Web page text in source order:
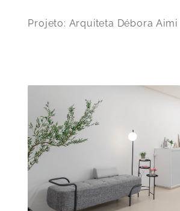
Projeto: Arquiteta Débora Aimi